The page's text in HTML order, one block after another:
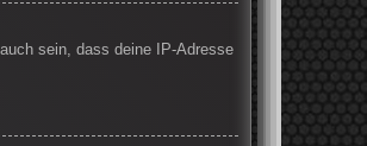
sein, dass deine IP-Adresse